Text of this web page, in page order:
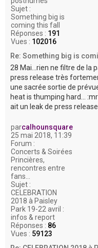
Sujet :
Something big is
coming this fall
Réponses : 191
Vues : 102016
Re: Something big is
28 Mai...rien ne filtre de la
press release très
une sacrée sortie de
heat is thumping hard...
ait un leak de press
parcalhounsquare
25 mai 2018, 11:39
Forum :
Concerts & Soirées
Princières,
rencontres entre
fans...
Sujet :
CELEBRATION
2018 à Paisley
Park 19-22 avril :
infos & report
Réponses : 86
Vues : 59123